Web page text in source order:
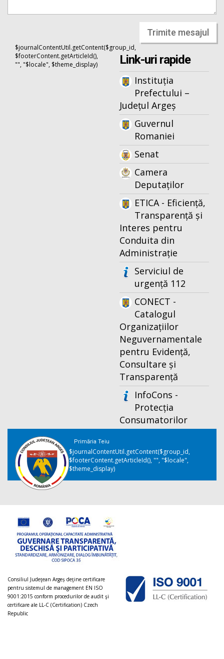
Trimite mesajul
$journalContentUtil.getContent($group_id,
$footerContent.getArticleId(),
"", "$locale", $theme_display)
Link-uri rapide
Instituția
Prefectului –
Județul Argeș
Guvernul
Romaniei
Senat
Camera
Deputaților
ETICA - Eficiență,
Transparență și
Interes pentru
Conduita din
Administrație
Serviciul de
urgență 112
CONECT -
Catalogul
Organizațiilor
Neguvernamentale
pentru Evidență,
Consultare și
Transparență
InfoCons -
Protecția
Consumatorilor
Primăria Teiu
$journalContentUtil.getContent($group_id,
$footerContent.getArticleId(), "", "$locale",
$theme_display)
Consiliul Judeţean Argeș deţine certificare
pentru sistemul de management EN ISO
9001:2015 conform procedurilor de audit şi
certificare ale LL-C (Certification) Czech
Republic